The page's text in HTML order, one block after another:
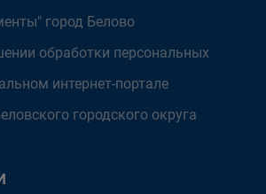
город Белово
обработки персональных
интернет-портале
городского округа